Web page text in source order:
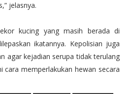
jelasnya.
kucing yang masih berada di
ikatannya. Kepolisian juga
agar kejadian serupa tidak terulang
cara memperlakukan hewan secara